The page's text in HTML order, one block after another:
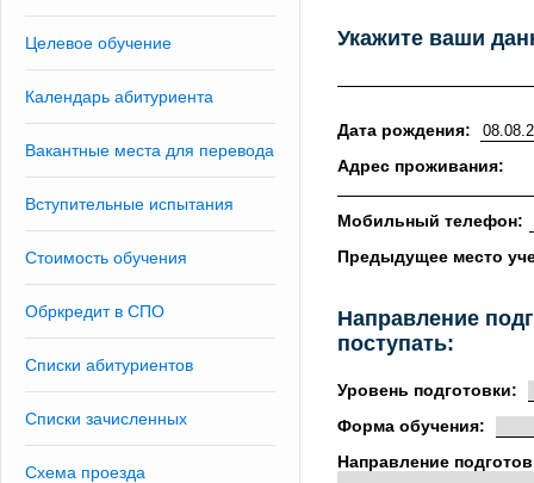
Целевое обучение
Календарь абитуриента
Вакантные места для перевода
Вступительные испытания
Стоимость обучения
Обркредит в СПО
Списки абитуриентов
Списки зачисленных
Схема проезда
Укажите ваши
Дата рождения:
Адрес проживания:
Мобильный телефон:
Предыдущее место
Направление
поступать:
Уровень подготовки:
Форма обучения:
Направление